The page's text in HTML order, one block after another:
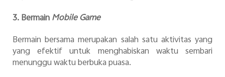
3. BermainMobile Game
Bermain bersama merupakan salah satu aktivitas yang
yang efektif untuk menghabiskan waktu sembari
menunggu waktu berbuka puasa.